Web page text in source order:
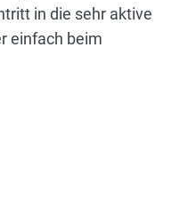
in die sehr aktive
einfach beim